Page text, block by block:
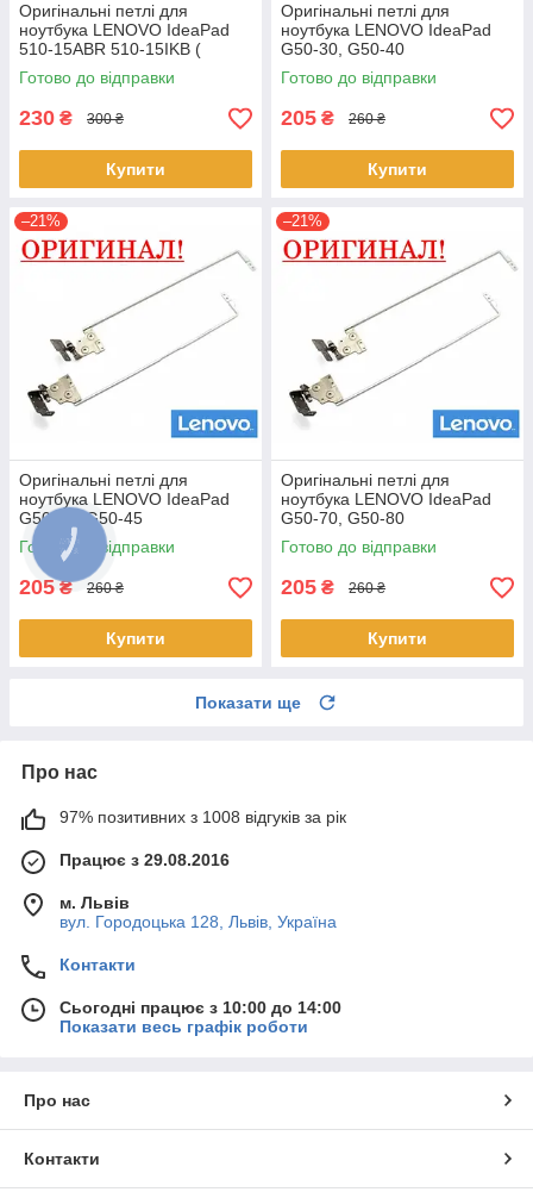
Оригінальні петлі для
ноутбука LENOVO IdeaPad
510-15ABR 510-15IKB (
AM10T000100 +
AM10T000200 ) - пара
Готово до відправки
230 ₴ 300 ₴
Купити
Оригінальні петлі для
ноутбука LENOVO IdeaPad
G50-30, G50-40
(AM0TH000110 +
AM0TH000210) - пара
Готово до відправки
205 ₴ 260 ₴
Купити
–21%
Оригінальні петлі для
ноутбука LENOVO IdeaPad
G50-40, G50-45
(AM0TH000110 +
AM0TH000210) - пара
Готово до відправки
205₴ 260 ₴
Купити
–21%
Оригінальні петлі для
ноутбука LENOVO IdeaPad
G50-70, G50-80
(AM0TH000110 +
AM0TH000210) - пара
Готово до відправки
205 ₴ 260 ₴
Купити
Показати ще
Про нас
97% позитивних з 1008 відгуків за рік
Працює з 29.08.2016
м. Львів
вул. Городоцька 128, Львів, Україна
Контакти
Сьогодні працює з 10:00 до 14:00
Показати весь графік роботи
Про нас
Контакти